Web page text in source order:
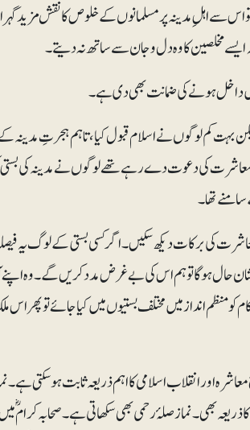
مدینہ پر مسلمانوں کے خلوص کا نقش مزید گہرا
ایسے مخلصین کا وہ دل و جان سے ساتھ نہ دیتے۔
داخل ہونے کی ضمانت بھی دی ہے۔
دین دیتے رہے لیکن بہت کم لوگوں نے اسلام قبول کیا، تاہم ہجرتِ
معاشرت کی دعوت دے رہے تھے لوگوں نے مدینہ کی
سامنے تھا۔
کی برکات دیکھ سکیں۔ اگر کسی بستی کے لوگ یہ
حال ہوگا تو ہم اس کی بے غرض مدد کریں گے۔ وہ
منظم انداز میں مختلف بستیوں میں کیا جائے تو پھر اس
اور انقلاب اسلامی کا اہم ذریعہ ثابت ہوسکتی ہے۔
بھی۔ نماز صلۂ رحمی بھی سکھاتی ہے۔ صحابہ کرامؓ